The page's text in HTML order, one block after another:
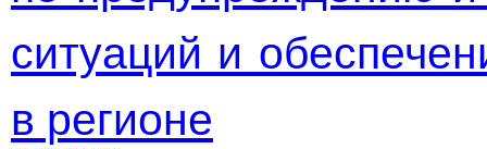
ситуаций и
в регионе